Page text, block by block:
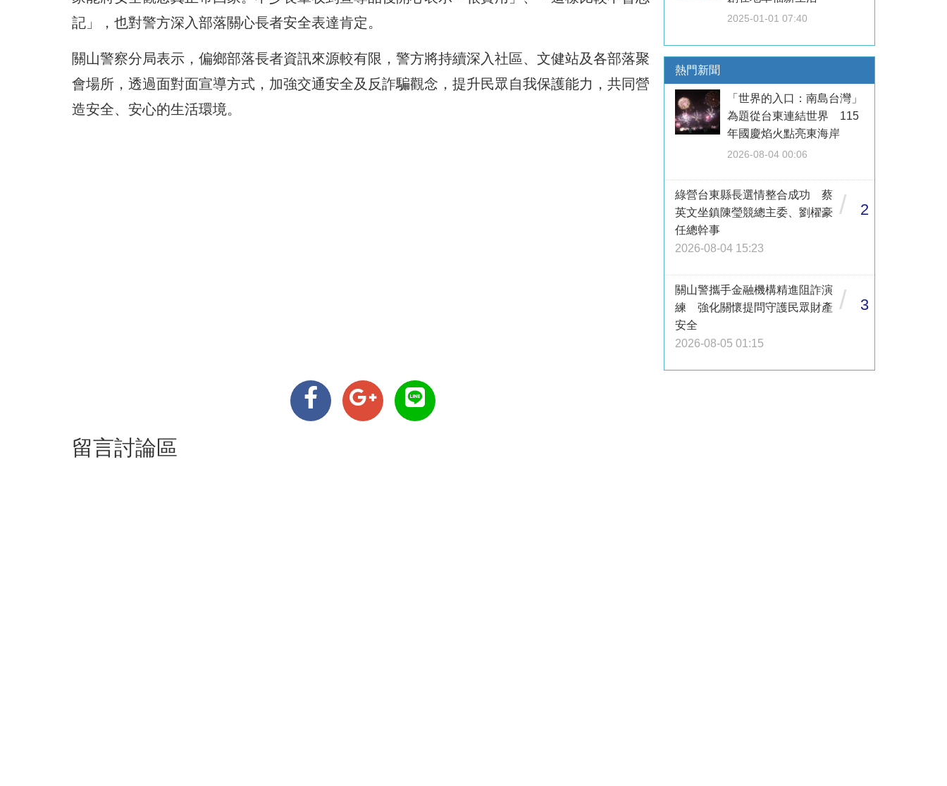
記」，也對警方深入部落關心長者安全表達肯定。
關山警察分局表示，偏鄉部落長者資訊來源較有限，警方將持續深入社區、文健站及各部落聚
會場所，透過面對面宣導方式，加強交通安全及反詐騙觀念，提升民眾自我保護能力，共同營
造安全、安心的生活環境。
留言討論區
2025-01-01 07:40
熱門新聞
「世界的入口：南島台灣」
為題從台東連結世界 115
年國慶焰火點亮東海岸
2026-08-04 00:06
綠營台東縣長選情整合成功 蔡
英文坐鎮陳瑩競總主委、劉櫂豪
任總幹事
2026-08-04 15:23
/ 2
關山警攜手金融機構精進阻詐演
練 強化關懷提問守護民眾財產
安全
2026-08-05 01:15
/ 3